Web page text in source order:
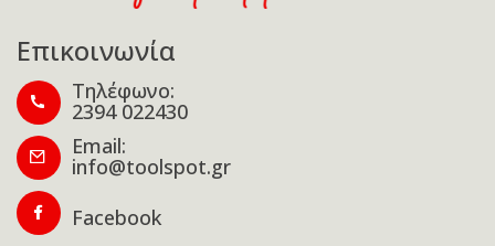
Επικοινωνία
Τηλέφωνο:
2394 022430
Email:
info@toolspot.gr
Facebook